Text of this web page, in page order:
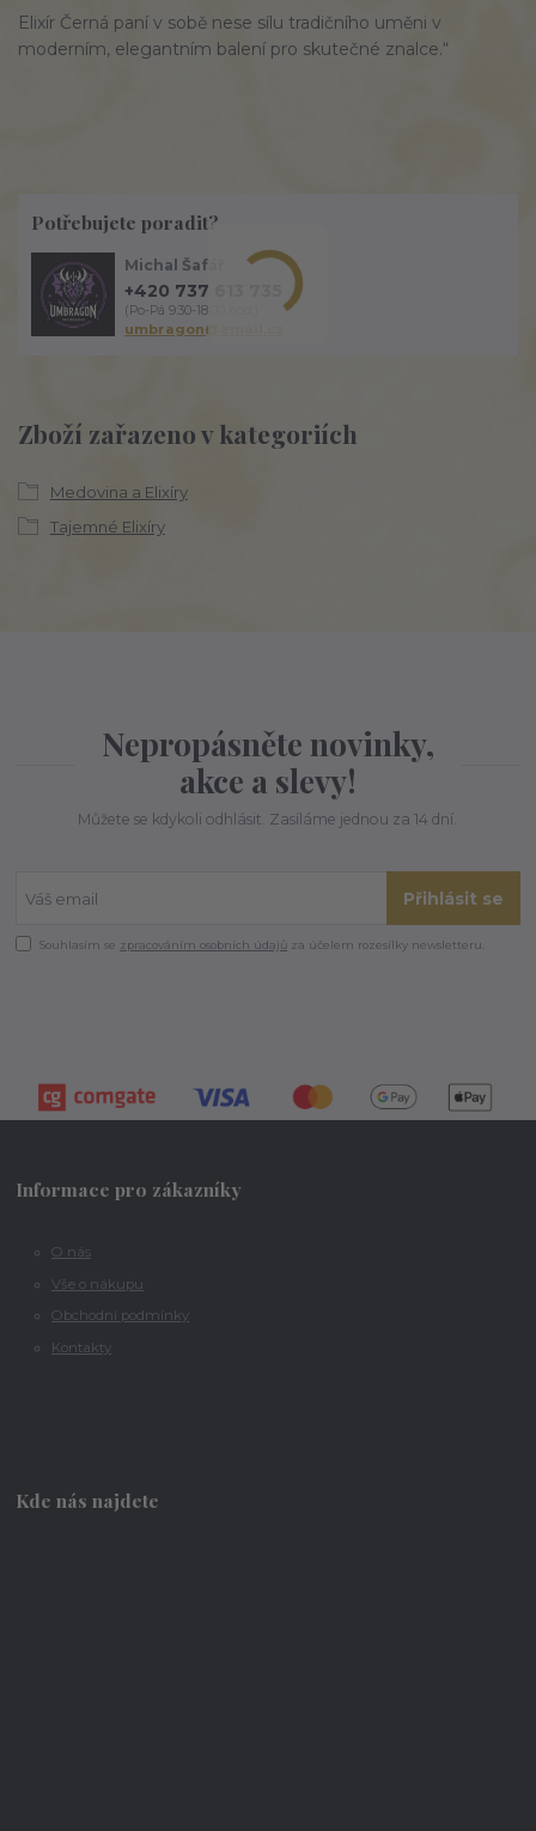
Elixír Černá paní v sobě nese sílu tradičního uměni v
moderním, elegantním balení pro skutečné znalce.“
Zboží zařazeno v kategoriích
Medovina a Elixíry
Tajemné Elixíry
Potřebujete poradit?
Michal Šafář
+420 737 613 735
(Po-Pá 9:30-18:00 hod.)
umbragon@email.cz
Nepropásněte novinky,
akce a slevy!
Můžete se kdykoli odhlásit. Zasíláme jednou za 14 dní.
Přihlásit se
Souhlasím se zpracováním osobních údajů za účelem rozesílky newsletteru.
Informace pro zákazníky
O nás
Vše o nákupu
Obchodní podmínky
Kontakty
Kde nás najdete